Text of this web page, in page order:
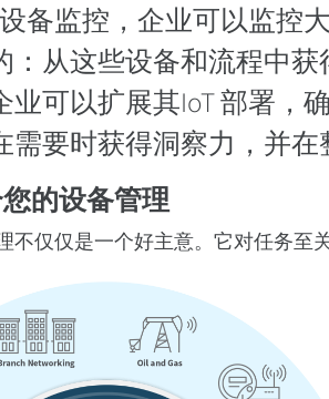
备监控，企业可以监控
：从这些设备和流程中
业可以扩展其IoT 部署，
需要时获得洞察力，并在
的设备管理
不仅仅是一个好主意。它对任务